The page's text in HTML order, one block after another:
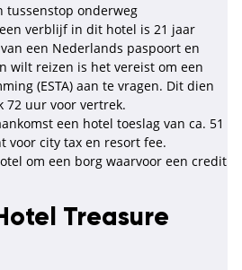
tussenstop onderweg
verblijf in dit hotel is 21 jaar
een Nederlands paspoort en
wilt reizen is het vereist om een
(ESTA) aan te vragen. Dit dien
72 uur voor vertrek.
een hotel toeslag van ca. 51
voor city tax en resort fee.
om een borg waarvoor een credit
Treasure